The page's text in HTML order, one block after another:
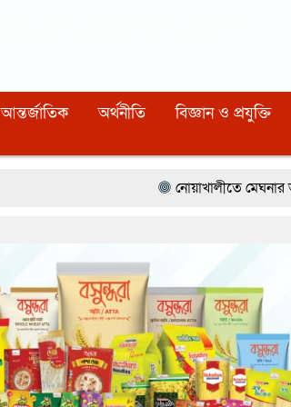
আন্তর্জাতিক অর্থনীতি বিজ্ঞান ও প্রযুক্তি
নোয়াখালীতে মেঘনার ভাঙনরোধে জিও